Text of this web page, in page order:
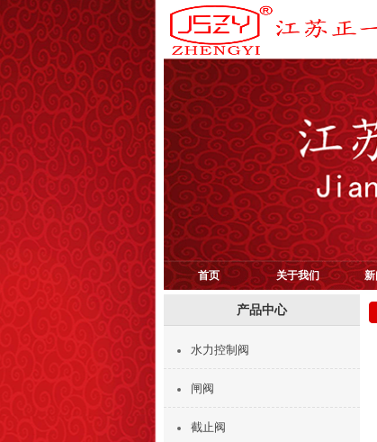
首页 关于我们
产品中心
水力控制阀
闸阀
截止阀